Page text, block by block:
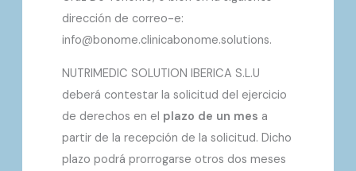
dirección de correo-e:
info@bonome.clinicabonome.solutions.
NUTRIMEDIC SOLUTION IBERICA S.L.U
deberá contestar la solicitud del ejercicio
de derechos en el plazo de un mes a
partir de la recepción de la solicitud. Dicho
plazo podrá prorrogarse otros dos meses